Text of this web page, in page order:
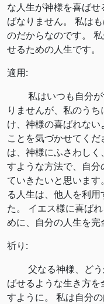
な人生が神様を喜ば
ばなりません。 私は
のだからなのです。
せるための人生です。
適用:
私はいつも自分が
りませんが、私のう
け、神様の喜ばれな
ことを気づかせてく
は、神様にふさわし
すような方法で、自
ていきたいと思いま
る人生は、他人を利
た。 イエス様に喜ば
めに、自分の人生を完
祈り:
父なる神様、どう
ばせるような生き方
すように。 私は自分